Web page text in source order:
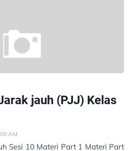
jauh (PJJ) Kelas
AM
Sesi 10 Materi Part 1 Materi Part